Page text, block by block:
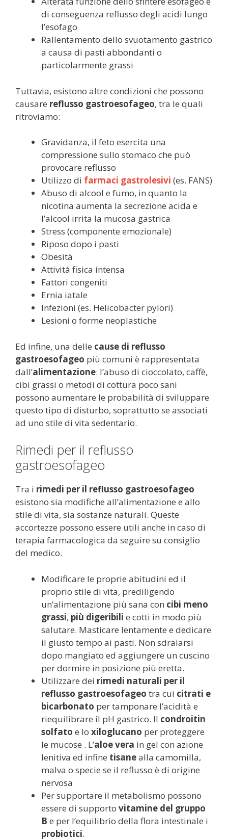
di conseguenza reflusso degli acidi lungo
l’esofago
Rallentamento dello svuotamento gastrico
a causa di pasti abbondanti o
particolarmente grassi
Tuttavia, esistono altre condizioni che possono
causare reflusso gastroesofageo, tra le quali
ritroviamo:
Gravidanza, il feto esercita una
compressione sullo stomaco che può
provocare reflusso
Utilizzo di farmaci gastrolesivi (es. FANS)
Abuso di alcool e fumo, in quanto la
nicotina aumenta la secrezione acida e
l’alcool irrita la mucosa gastrica
Stress (componente emozionale)
Riposo dopo i pasti
Obesità
Attività fisica intensa
Fattori congeniti
Ernia iatale
Infezioni (es. Helicobacter pylori)
Lesioni o forme neoplastiche
Ed infine, una delle cause di reflusso
gastroesofageo più comuni è rappresentata
dall’alimentazione: l’abuso di cioccolato, caffè,
cibi grassi o metodi di cottura poco sani
possono aumentare le probabilità di sviluppare
questo tipo di disturbo, soprattutto se associati
ad uno stile di vita sedentario.
Rimedi per il reflusso
gastroesofageo
Tra i rimedi per il reflusso gastroesofageo
esistono sia modifiche all’alimentazione e allo
stile di vita, sia sostanze naturali. Queste
accortezze possono essere utili anche in caso di
terapia farmacologica da seguire su consiglio
del medico.
Modificare le proprie abitudini ed il
proprio stile di vita, prediligendo
un’alimentazione più sana con cibi meno
grassi, più digeribili e cotti in modo più
salutare. Masticare lentamente e dedicare
il giusto tempo ai pasti. Non sdraiarsi
dopo mangiato ed aggiungere un cuscino
per dormire in posizione più eretta.
Utilizzare dei rimedi naturali per il
reflusso gastroesofageo tra cui citrati e
bicarbonato per tamponare l’acidità e
riequilibrare il pH gastrico. Il condroitin
solfato e lo xiloglucano per proteggere
le mucose . L’aloe vera in gel con azione
lenitiva ed infine tisanealla camomilla,
malva o specie se il reflusso è di origine
nervosa
Per supportare il metabolismo possono
essere di supporto vitamine del gruppo
B e per l’equilibrio della flora intestinale i
probiotici.